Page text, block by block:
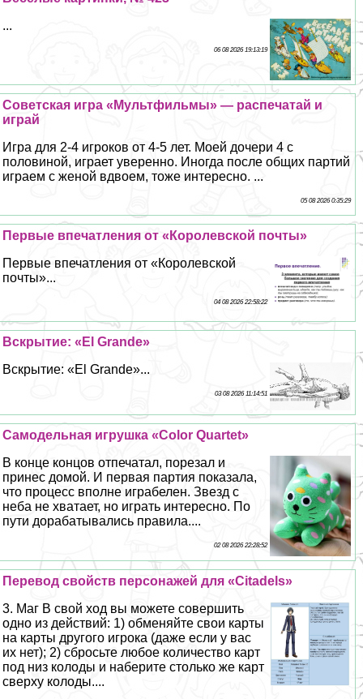
...
06 08 2026 19:13:19
Советская игра «Мультфильмы» — распечатай и
играй
Игра для 2-4 игроков от 4-5 лет. Моей дочери 4 с
половиной, играет уверенно. Иногда после общих партий
играем с женой вдвоем, тоже интересно. ...
05 08 2026 0:35:29
Первые впечатления от «Королевской почты»
Первые впечатления от «Королевской
почты»...
04 08 2026 22:58:22
Вскрытие: «El Grande»
Вскрытие: «El Grande»...
03 08 2026 11:14:51
Самодельная игрушка «Color Quartet»
В конце концов отпечатал, порезал и
принес домой. И первая партия показала,
что процесс вполне играбелен. Звезд с
неба не хватает, но играть интересно. По
пути доpaбатывались правила....
02 08 2026 22:28:52
Перевод свойств персонажей для «Citadels»
3. Маг В свой ход вы можете совершить
одно из действий: 1) обменяйте свои карты
на карты другого игрока (даже если у вас
их нет); 2) сбросьте любое количество карт
под низ колоды и наберите столько же карт
сверху колоды....